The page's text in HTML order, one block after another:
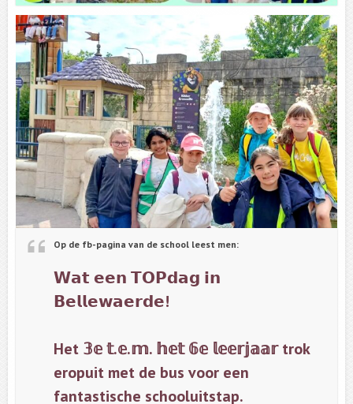
Op de fb-pagina van de school leest men:
𝗪𝗮𝘁 𝗲𝗲𝗻 𝗧𝗢𝗣𝗱𝗮𝗴 𝗶𝗻
𝗕𝗲𝗹𝗹𝗲𝘄𝗮𝗲𝗿𝗱𝗲!
Het 𝟛𝕖𝕥.𝕖.𝕞. 𝕙𝕖𝕥 𝟞𝕖 𝕝𝕖𝕖𝕣𝕛𝕒𝕒𝕣trok
eropuit met de bus voor een
fantastische schooluitstap.